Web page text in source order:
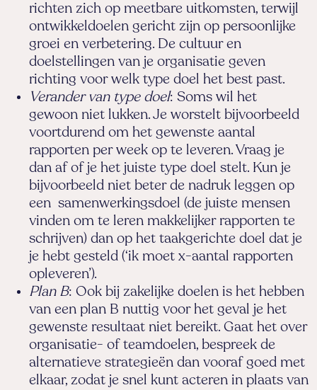
richten zich op meetbare uitkomsten, terwijl
ontwikkeldoelen gericht zijn op persoonlijke
groei en verbetering. De cultuur en
doelstellingen van je organisatie geven
richting voor welk type doel het best past.
Verander van type doel: Soms wil het
gewoon niet lukken. Je worstelt bijvoorbeeld
voortdurend om het gewenste aantal
rapporten per week op te leveren. Vraag je
dan af of je het juiste type doel stelt. Kun je
bijvoorbeeld niet beter de nadruk leggen op
een samenwerkingsdoel (de juiste mensen
vinden om te leren makkelijker rapporten te
schrijven) dan op het taakgerichte doel dat je
je hebt gesteld (‘ik moet x-aantal rapporten
opleveren’).
Plan B: Ook bij zakelijke doelen is het hebben
van een plan B nuttig voor het geval je het
gewenste resultaat niet bereikt. Gaat het over
organisatie- of teamdoelen, bespreek de
alternatieve strategieën dan vooraf goed met
elkaar, zodat je snel kunt acteren in plaats van